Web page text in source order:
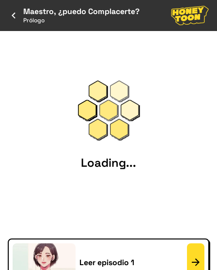
Maestro, ¿puedo Complacerte?
Prólogo
Loading...
Leer episodio 1